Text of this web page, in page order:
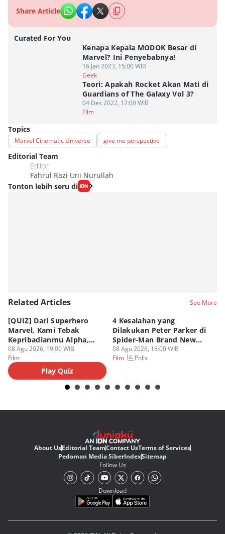
Share Article
Curated For You
Kenapa Kepala MODOK Besar di
Marvel? Ini Penyebabnya!
16 Jan 2023, 15:00 WIB
Geek
Teori: Apakah Rocket Akan Mati di
Guardians of The Galaxy Vol 3?
04 Des 2022, 17:00 WIB
Film
Topics
Marvel Cinematic Universe give me perspective
Editorial Team
Editor
Fahrul Razi Uni Nurullah
Tonton lebih seru di
Related Articles See More
[QUIZ] Dari Superhero
Marvel, Kami Tebak
Kepribadianmu Alpha,
Beta, atau Omega
08 Agu 2026, 19:00 WIB
Film
Play Quiz
4 Kesalahan yang
Dilakukan Peter Parker di
Spider-Man Brand New
Day
08 Agu 2026, 18:00 WIB
Film
Polls
About UsEditorial TeamContact UsTerms of Services
Pedoman Media SiberIndexSitemap
Follow Us
Download